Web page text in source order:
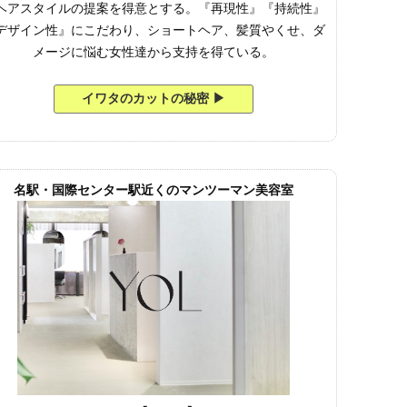
アスタイルの提案を得意とする。『再現性』『持続性』
ザイン性』にこだわり、ショートヘア、髪質やくせ、ダ
メージに悩む女性達から支持を得ている。
イワタのカットの秘密 ▶︎
名駅・国際センター駅近くのマンツーマン美容室